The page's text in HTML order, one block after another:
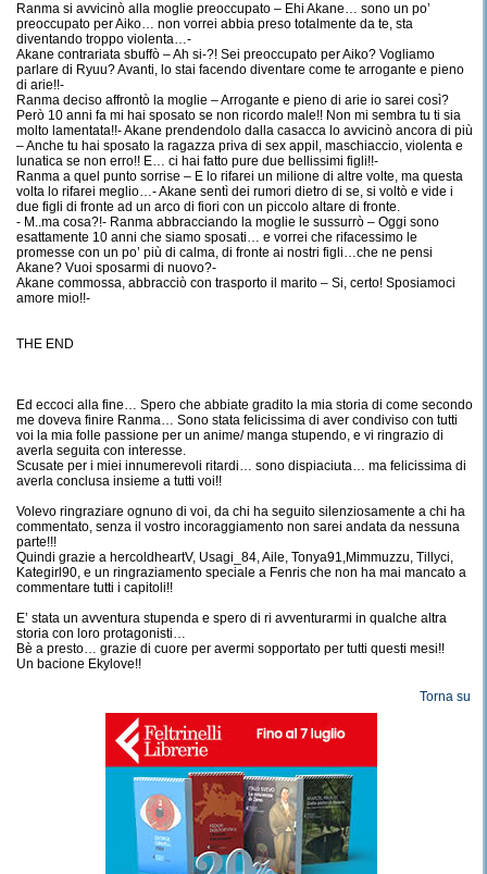
Ranma si avvicinò alla moglie preoccupato – Ehi Akane… sono un po’
preoccupato per Aiko… non vorrei abbia preso totalmente da te, sta
diventando troppo violenta…-
Akane contrariata sbuffò – Ah si-?! Sei preoccupato per Aiko? Vogliamo
parlare di Ryuu? Avanti, lo stai facendo diventare come te arrogante e pieno
di arie!!-
Ranma deciso affrontò la moglie – Arrogante e pieno di arie io sarei così?
Però 10 anni fa mi hai sposato se non ricordo male!! Non mi sembra tu ti sia
molto lamentata!!- Akane prendendolo dalla casacca lo avvicinò ancora di più
– Anche tu hai sposato la ragazza priva di sex appil, maschiaccio, violenta e
lunatica se non erro!! E… ci hai fatto pure due bellissimi figli!!-
Ranma a quel punto sorrise – E lo rifarei un milione di altre volte, ma questa
volta lo rifarei meglio…- Akane sentì dei rumori dietro di se, si voltò e vide i
due figli di fronte ad un arco di fiori con un piccolo altare di fronte.
- M..ma cosa?!- Ranma abbracciando la moglie le sussurrò – Oggi sono
esattamente 10 anni che siamo sposati… e vorrei che rifacessimo le
promesse con un po’ più di calma, di fronte ai nostri figli…che ne pensi
Akane? Vuoi sposarmi di nuovo?-
Akane commossa, abbracciò con trasporto il marito – Si, certo! Sposiamoci
amore mio!!-
THE END
Ed eccoci alla fine… Spero che abbiate gradito la mia storia di come secondo
me doveva finire Ranma… Sono stata felicissima di aver condiviso con tutti
voi la mia folle passione per un anime/ manga stupendo, e vi ringrazio di
averla seguita con interesse.
Scusate per i miei innumerevoli ritardi… sono dispiaciuta… ma felicissima di
averla conclusa insieme a tutti voi!!
Volevo ringraziare ognuno di voi, da chi ha seguito silenziosamente a chi ha
commentato, senza il vostro incoraggiamento non sarei andata da nessuna
parte!!!
Quindi grazie a hercoldheartV, Usagi_84, Aile, Tonya91,Mimmuzzu, Tillyci,
Kategirl90, e un ringraziamento speciale a Fenris che non ha mai mancato a
commentare tutti i capitoli!!
E’ stata un avventura stupenda e spero di ri avventurarmi in qualche altra
storia con loro protagonisti…
Bè a presto… grazie di cuore per avermi sopportato per tutti questi mesi!!
Un bacione Ekylove!!
Torna su